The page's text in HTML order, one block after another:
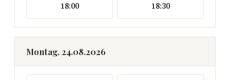
18:00 18:30
Montag, 24.08.2026